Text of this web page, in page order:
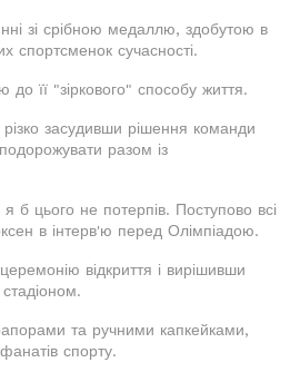
зі срібною медаллю, здобутою в
спортсменок сучасності.
її "зіркового" способу життя.
засудивши рішення команди
разом із
б цього не потерпів. Поступово всі
в інтерв'ю перед Олімпіадою.
відкриття і вирішивши
та ручними капкейками,
спорту.